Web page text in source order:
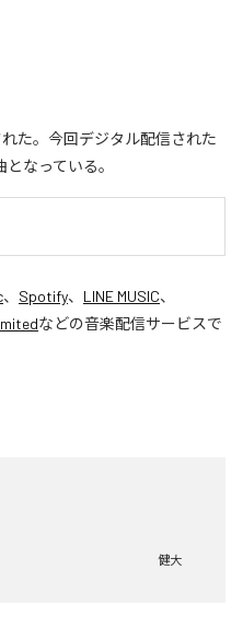
た。今回デジタル配信された
となっている。
、 Spotify、 LINE MUSIC、
などの音楽配信サービスで
健大